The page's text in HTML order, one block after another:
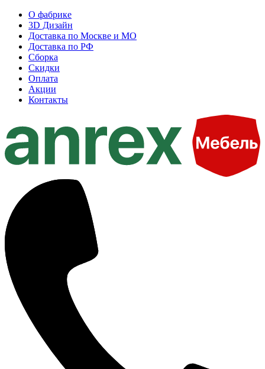
О фабрике
3D Дизайн
Доставка по Москве и МО
Доставка по РФ
Сборка
Скидки
Оплата
Акции
Контакты